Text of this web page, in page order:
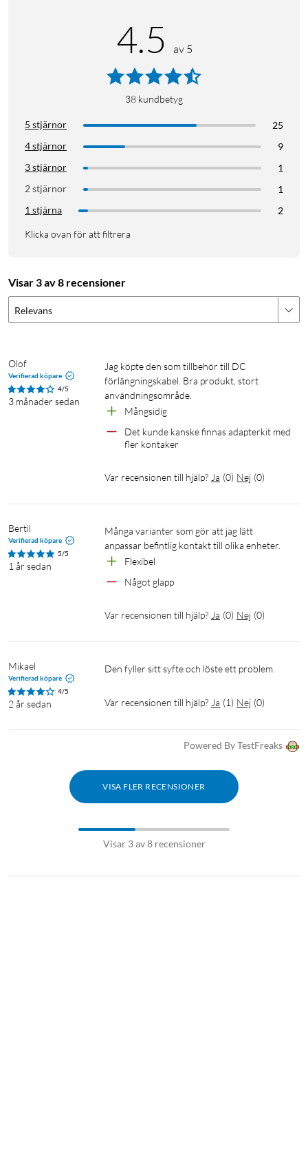
4.5 av 5
38 kundbetyg
5 stjärnor
25
4 stjärnor
9
3 stjärnor
1
2 stjärnor
1
1 stjärna
2
Klicka ovan för att filtrera
Visar 3 av 8 recensioner
Relevans
Olof
Verifierad köpare
4/5
3 månader sedan
Jag köpte den som tillbehör till DC
förlängningskabel. Bra produkt, stort
Mångsidig
Det kunde kanske finnas adapterkit med
fler kontaker
Var recensionen till hjälp? Ja (0) Nej (0)
Bertil
Verifierad köpare
5/5
1 år sedan
Många varianter som gör att jag lätt
anpassar befintlig kontakt till olika enheter.
Flexibel
Något glapp
Var recensionen till hjälp? Ja (0) Nej (0)
Mikael
Verifierad köpare
4/5
2 år sedan
Den fyller sitt syfte och löste ett problem.
Var recensionen till hjälp? Ja (1) Nej (0)
Powered By TestFreaks
VISA FLER RECENSIONER
Visar 3 av 8 recensioner